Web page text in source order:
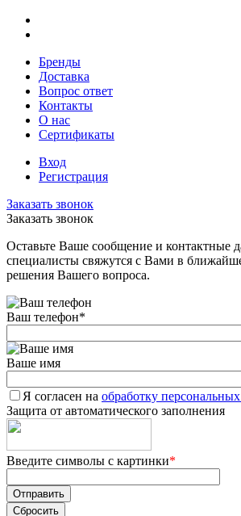
Бренды
Доставка
Вопрос ответ
Контакты
О нас
Сертификаты
Вход
Регистрация
Заказать звонок
Заказать звонок
Оставьте Ваше сообщение и контактные
специалисты свяжутся с Вами в
решения Вашего вопроса.
Ваш телефон*
Ваше имя
Я согласен на обработку
Защита от автоматического заполнения
Введите символы с картинки*